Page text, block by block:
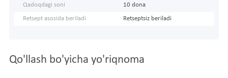
Qadoqdagi soni 10 dona
Retsept asosida beriladi Retseptsiz beriladi
Qo'llash bo'yicha yo'riqnoma